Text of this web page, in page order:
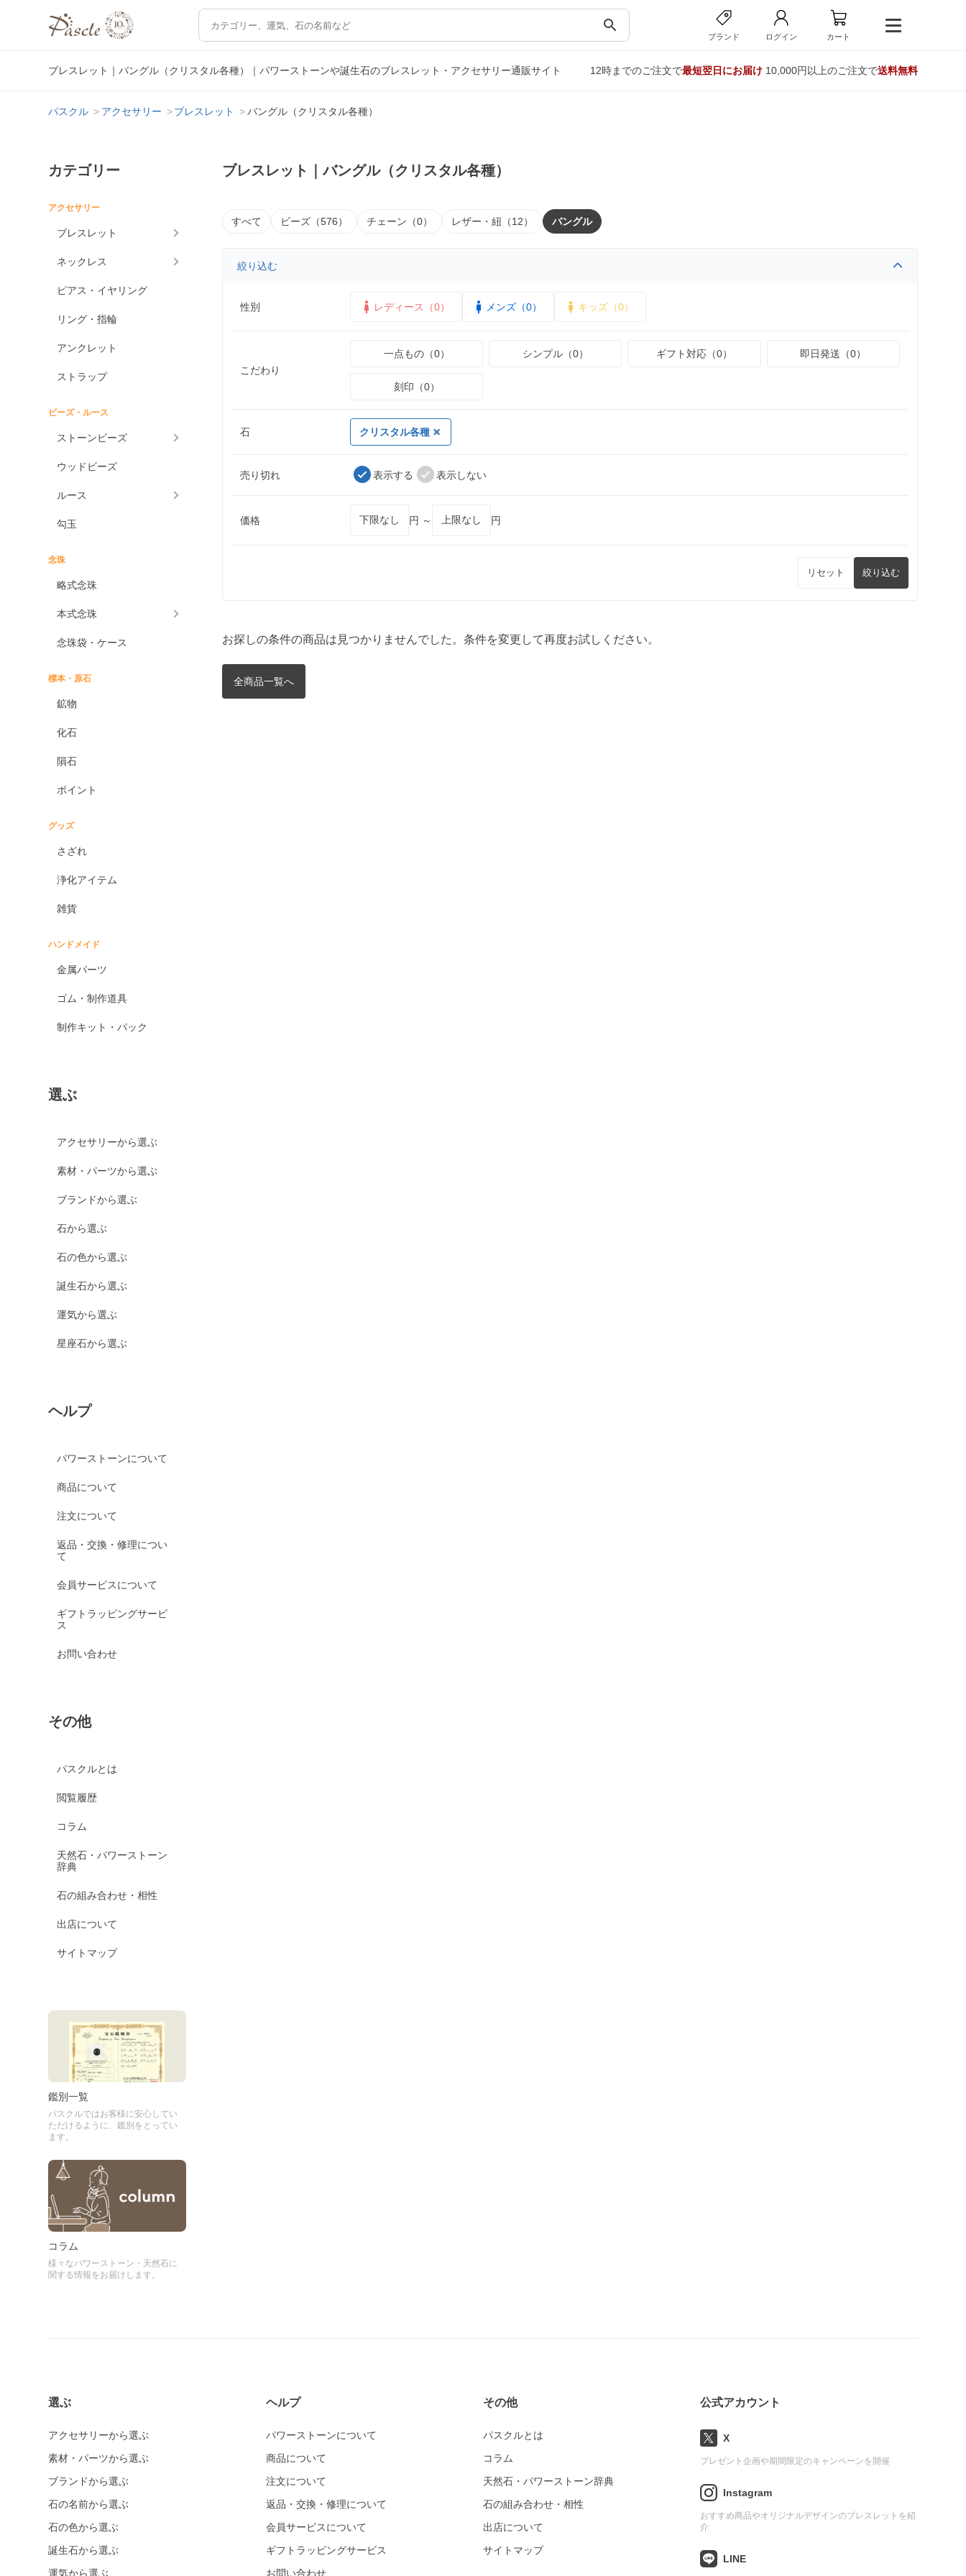
search
ブランド ログイン カート
ブレスレット｜バングル（クリスタル各種）｜パワーストーンや誕生石のブレスレット・アクセサリー通販サイト 12時までのご注文で最短翌日にお届け10,000円以上のご注文で送料無料
パスクル アクセサリー ブレスレット バングル（クリスタル各種）
カテゴリー
アクセサリー
ブレスレット
ネックレス
ピアス・イヤリング
リング・指輪
アンクレット
ストラップ
ビーズ・ルース
ストーンビーズ
ウッドビーズ
ルース
勾玉
念珠
略式念珠
本式念珠
念珠袋・ケース
標本・原石
鉱物
化石
隕石
ポイント
グッズ
さざれ
浄化アイテム
雑貨
ハンドメイド
金属パーツ
ゴム・制作道具
制作キット・パック
選ぶ
アクセサリーから選ぶ
素材・パーツから選ぶ
ブランドから選ぶ
石から選ぶ
石の色から選ぶ
誕生石から選ぶ
運気から選ぶ
星座石から選ぶ
ヘルプ
パワーストーンについて
商品について
注文について
返品・交換・修理につい
て
会員サービスについて
ギフトラッピングサービ
ス
お問い合わせ
その他
パスクルとは
閲覧履歴
コラム
天然石・パワーストーン
辞典
石の組み合わせ・相性
出店について
サイトマップ
鑑別一覧
パスクルではお客様に安心してい
ただけるように、鑑別をとってい
ます。
コラム
様々なパワーストーン・天然石に
関する情報をお届けします。
ブレスレット｜バングル（クリスタル各種）
すべて ビーズ（576） チェーン（0） レザー・紐（12） バングル
絞り込む
性別 レディース（0） メンズ（0） キッズ（0）
こだわり
一点もの（0） シンプル（0） ギフト対応（0） 即日発送（0）
刻印（0）
石 クリスタル各種
売り切れ 表示する 表示しない
価格 円 ～ 円
リセット 絞り込む
お探しの条件の商品は見つかりませんでした。条件を変更して再度お試しください。
全商品一覧へ
選ぶ
アクセサリーから選ぶ
素材・パーツから選ぶ
ブランドから選ぶ
石の名前から選ぶ
石の色から選ぶ
誕生石から選ぶ
運気から選ぶ
ヘルプ
パワーストーンについて
商品について
注文について
返品・交換・修理について
会員サービスについて
ギフトラッピングサービス
お問い合わせ
その他
パスクルとは
コラム
天然石・パワーストーン辞典
石の組み合わせ・相性
出店について
サイトマップ
公式アカウント
X
プレゼント企画や期間限定のキャンペーンを開催
Instagram
おすすめ商品やオリジナルデザインのブレスレットを紹
介
LINE